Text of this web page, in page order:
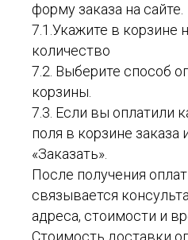
форму заказа на сайте.
7.1.Укажите в корзине
количество
7.2. Выберите способ
корзины.
7.3. Если вы оплатили
поля в корзине заказа
«Заказать».
После получения
связывается
адреса, стоимости и
Стоимость доставки